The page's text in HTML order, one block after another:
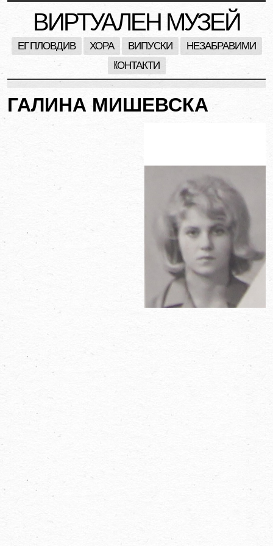
ВИРТУАЛЕН МУЗЕЙ
ЕГ ПЛОВДИВ ХОРА ВИПУСКИ
НЕЗАБРАВИМИ
KОНТАКТИ
ГАЛИНА МИШЕВСКА